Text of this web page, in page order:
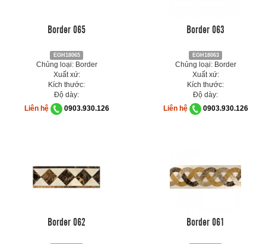
Border 065
EGH18065
Chủng loại: Border
Xuất xứ:
Kích thước:
Độ dày:
Liên hệ
0903.930.126
Border 063
EGH18063
Chủng loại: Border
Xuất xứ:
Kích thước:
Độ dày:
Liên hệ
0903.930.126
Border 062 Border 061